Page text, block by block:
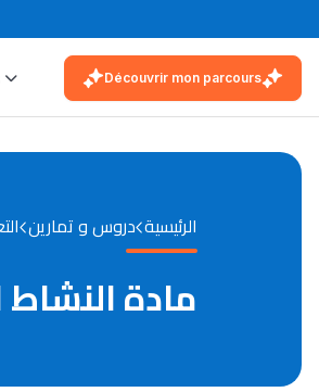
Découvrir mon parcours
الرئيسية دروس و تمارين
مادة النشاط